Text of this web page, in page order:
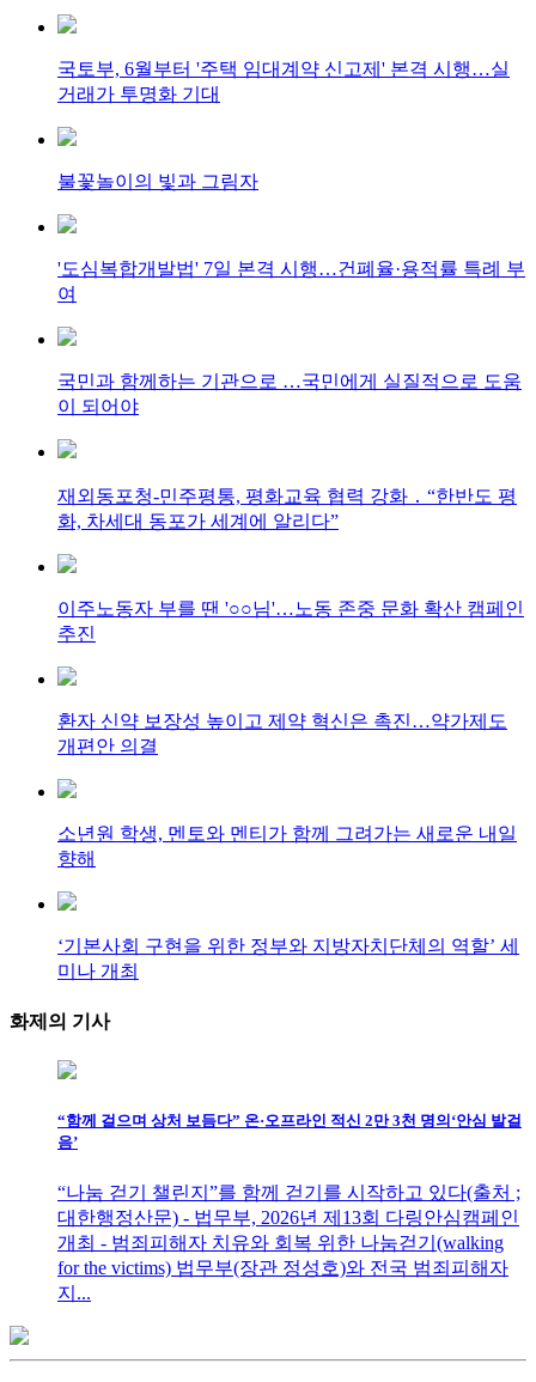
국토부, 6월부터 '주택 임대계약 신고제' 본격 시행…실
거래가 투명화 기대
불꽃놀이의 빛과 그림자
'도심복합개발법' 7일 본격 시행…건폐율·용적률 특례 부
여
국민과 함께하는 기관으로 …국민에게 실질적으로 도움
이 되어야
재외동포청-민주평통, 평화교육 협력 강화 ․ “한반도 평
화, 차세대 동포가 세계에 알리다”
이주노동자 부를 땐 '○○님'…노동 존중 문화 확산 캠페인
추진
환자 신약 보장성 높이고 제약 혁신은 촉진…약가제도
개편안 의결
소년원 학생, 멘토와 멘티가 함께 그려가는 새로운 내일
향해
‘기본사회 구현을 위한 정부와 지방자치단체의 역할’ 세
미나 개최
화제의 기사
“함께 걸으며 상처 보듬다” 온·오프라인 적신 2만 3천 명의‘안심 발걸
음’
“나눔 걷기 챌린지”를 함께 걷기를 시작하고 있다(출처 ;
대한행정산문) - 법무부, 2026년 제13회 다링안심캠페인
개최 - 범죄피해자 치유와 회복 위한 나눔걷기(walking
for the victims) 법무부(장관 정성호)와 전국 범죄피해자
지...